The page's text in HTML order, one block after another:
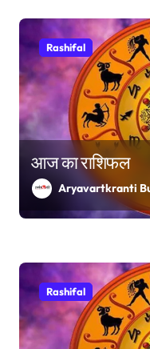
Rashifal
आज का राशिफल
Aryavartkranti
Rashifal